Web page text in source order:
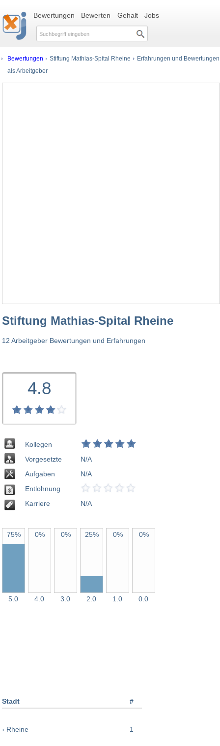
Bewertungen Bewerten Gehalt Jobs
Bewertungen Stiftung Mathias-Spital Rheine Erfahrungen und Bewertungen
als Arbeitgeber
Stiftung Mathias-Spital Rheine
12 Arbeitgeber Bewertungen und Erfahrungen
4.8
Kollegen
Vorgesetzte
Aufgaben
Entlohnung
Karriere
N/A
N/A
N/A
75%
5.0
0%
4.0
0%
3.0
25%
2.0
0%
1.0
0%
0.0
Stadt #
› Rheine 1